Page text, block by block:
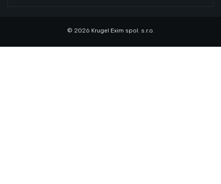
© 2026 Krugel Exim spol. s.r.o.